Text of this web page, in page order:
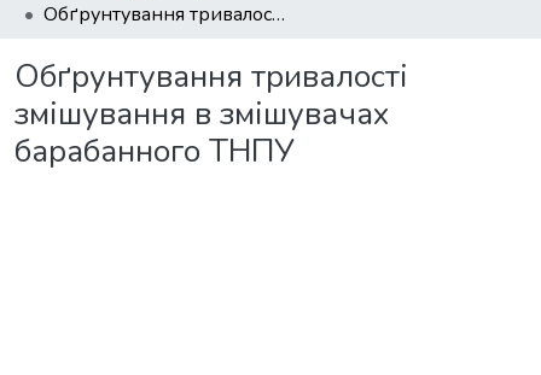
Обґрунтування тривалості змішування в змішувачах барабанного ТНПУ
Обґрунтування тривалості
змішування в змішувачах
барабанного ТНПУ